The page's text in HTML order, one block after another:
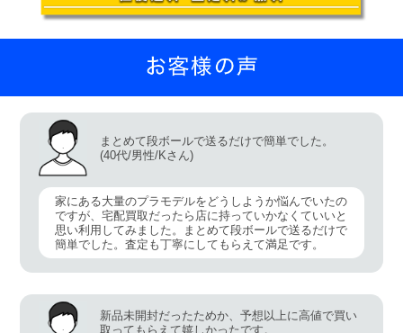
まとめて段ボールで送るだけで簡単でした。
(40代/男性/Kさん)
家にある大量のプラモデルをどうしようか悩んでいたの
ですが、宅配買取だったら店に持っていかなくていいと
思い利用してみました。まとめて段ボールで送るだけで
簡単でした。査定も丁寧にしてもらえて満足です。
新品未開封だったためか、予想以上に高値で買い
取ってもらえて嬉しかったです。